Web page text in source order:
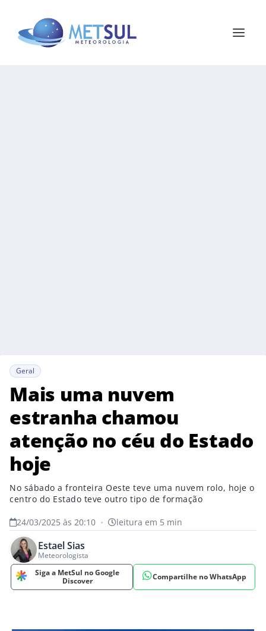
Geral
Mais uma nuvem
estranha chamou
atenção no céu do Estado
hoje
No sábado a fronteira Oeste teve uma nuvem rolo, hoje o
centro do Estado teve outro tipo de formação
24/03/2025 às 20:10 • leitura em 5 min
Estael Sias
Meteorologista
Siga a MetSul no Google
Discover
Compartilhe no WhatsApp